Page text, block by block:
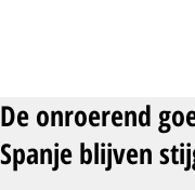
De onroerend
Spanje blijven